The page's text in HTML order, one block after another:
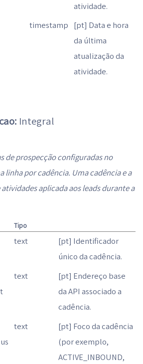
atividade.
timestamp [pt] Data e hora
da última
atualização da
atividade.
Integral
de prospecção configuradas no
linha por cadência. Uma cadência e a
aplicada aos leads durante a
Tipo
text
[pt] Identificador
único da cadência.
text
[pt] Endereço base
da API associado a
cadência.
text
[pt] Foco da cadência
(por exemplo,
ACTIVE_INBOUND,